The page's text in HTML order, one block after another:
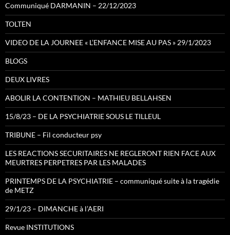
Communiqué DARMANIN – 22/12/2023
TOLTEN
VIDEO DE LA JOURNEE « L’ENFANCE MISE AU PAS » 29/1/2023
BLOGS
DEUX LIVRES
ABOLIR LA CONTENTION – MATHIEU BELLAHSEN
15/8/23 – DE LA PSYCHIATRIE SOUS LE TILLEUL
TRIBUNE – Fil conducteur psy
LES REACTIONS SECURITAIRES NE REGLERONT RIEN FACE AUX
MEURTRES PERPETRES PAR LES MALADES
PRINTEMPS DE LA PSYCHIATRIE – communiqué suite à la tragédie
de METZ
29/1/23 – DIMANCHE à l’AERI
Revue INSTITUTIONS